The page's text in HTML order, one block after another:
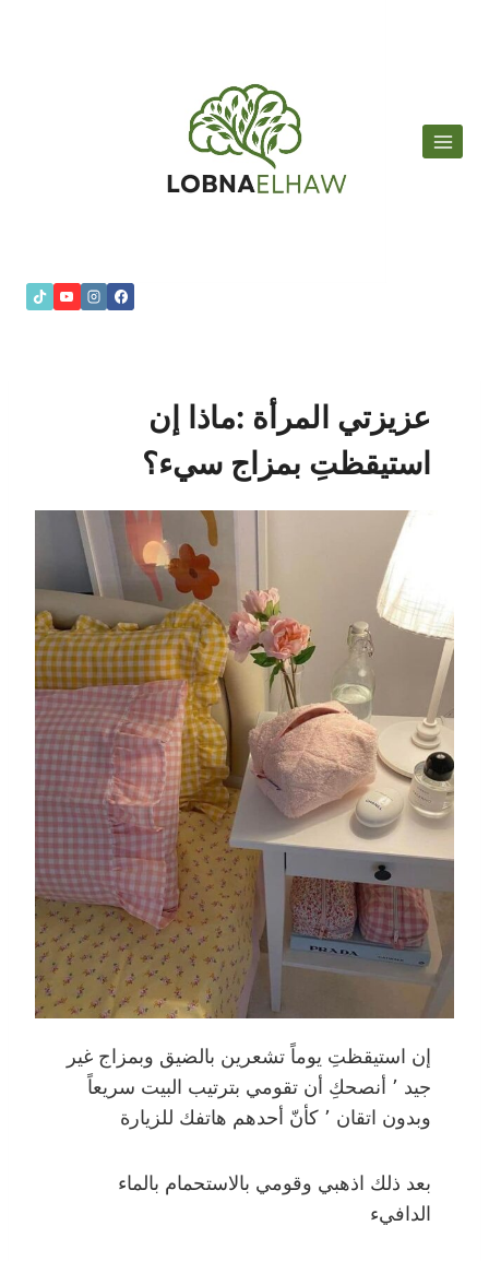
عزيزتي المرأة :ماذا إن
استيقظتِ بمزاج سيء؟
إن استيقظتِ يوماً تشعرين بالضيق وبمزاج غير
جيد ٬ أنصحكِ أن تقومي بترتيب البيت سريعاً
وبدون اتقان ٬ كأنّ أحدهم هاتفك للزيارة
بعد ذلك اذهبي وقومي بالاستحمام بالماء
الدافيء